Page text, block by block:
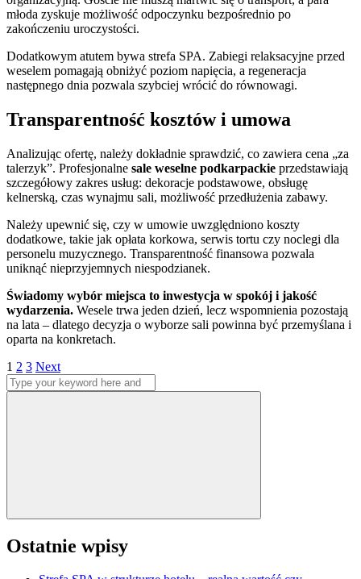
młoda zyskuje możliwość odpoczynku bezpośrednio po
zakończeniu uroczystości.
Dodatkowym atutem bywa strefa SPA. Zabiegi relaksacyjne przed
weselem pomagają obniżyć poziom napięcia, a regeneracja
następnego dnia pozwala szybciej wrócić do równowagi.
Transparentność kosztów i umowa
Analizując ofertę, należy dokładnie sprawdzić, co zawiera cena „za
talerzyk”. Profesjonalne sale weselne podkarpackie przedstawiają
szczegółowy zakres usług: dekoracje podstawowe, obsługę
kelnerską, czas wynajmu sali, możliwość przedłużenia zabawy.
Należy upewnić się, czy w umowie uwzględniono koszty
dodatkowe, takie jak opłata korkowa, serwis tortu czy noclegi dla
personelu muzycznego. Transparentność finansowa pozwala
uniknąć nieprzyjemnych niespodzianek.
Świadomy wybór miejsca to inwestycja w spokój i jakość
wydarzenia. Wesele trwa jeden dzień, lecz wspomnienia pozostają
na lata – dlatego decyzja o wyborze sali powinna być przemyślana i
oparta na konkretach.
Stronicowanie
wpisów
Page
1 Page
2 Page
3 Next
Search
for:
Ostatnie wpisy